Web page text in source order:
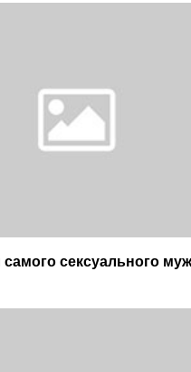
самого сексуального